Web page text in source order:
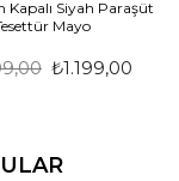
Kapalı Siyah Paraşüt
Mayo
₺1.199,00